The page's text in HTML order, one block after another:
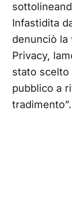
Infastidita
denunciò la
Privacy,
stato scelto
pubblico a